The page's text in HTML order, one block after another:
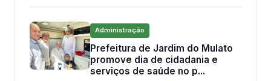
Administração
Prefeitura de Jardim do Mulato
promove dia de cidadania e
serviços de saúde no p...